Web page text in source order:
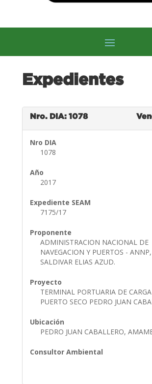
Expedientes
Nro. DIA: 1078
Nro DIA
1078
Año
2017
Expediente SEAM
7175/17
Proponente
ADMINISTRACION NACIONAL DE
NAVEGACION Y PUERTOS -
SALDIVAR ELIAS AZUD.
Proyecto
TERMINAL PORTUARIA DE
PUERTO SECO PEDRO JUAN
Ubicación
PEDRO JUAN CABALLERO,
Consultor Ambiental